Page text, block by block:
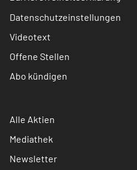
Datenschutzeinstellungen
Videotext
Offene Stellen
Abo kündigen
Alle Aktien
Mediathek
Newsletter